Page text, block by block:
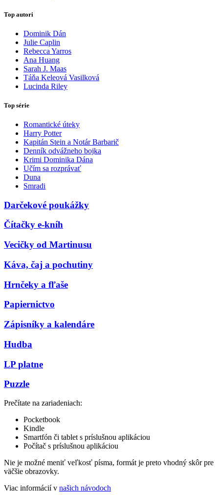
Top autori
Dominik Dán
Julie Caplin
Rebecca Yarros
Ana Huang
Sarah J. Maas
Táňa Keleová Vasilková
Lucinda Riley
Top série
Romantické úteky
Harry Potter
Kapitán Stein a Notár Barbarič
Denník odvážneho bojka
Krimi Dominika Dána
Učím sa rozprávať
Duna
Smradi
Darčekové poukážky
Čítačky e-kníh
Vecičky od Martinusu
Káva, čaj a pochutiny
Hrnčeky a fľaše
Papiernictvo
Zápisníky a kalendáre
Hudba
LP platne
Puzzle
Prečítate na zariadeniach:
Pocketbook
Kindle
Smartfón či tablet s príslušnou aplikáciou
Počítač s príslušnou aplikáciou
Nie je možné meniť veľkosť písma, formát je preto vhodný skôr pre
väčšie obrazovky.
Viac informácií v našich návodoch